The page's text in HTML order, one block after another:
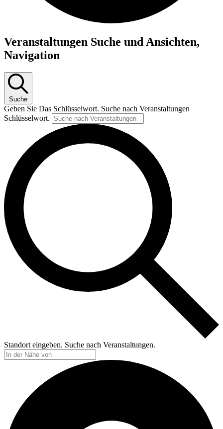
Veranstaltungen Suche und Ansichten,
Navigation
Suche
Geben Sie Das Schlüsselwort. Suche nach Veranstaltungen
Schlüsselwort.
Standort eingeben. Suche nach Veranstaltungen.